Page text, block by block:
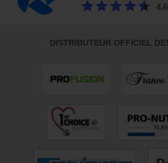
DISTRIBUTEUR OFFICIEL